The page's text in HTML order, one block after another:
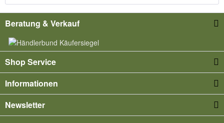
Beratung & Verkauf
Shop Service
Informationen
Newsletter